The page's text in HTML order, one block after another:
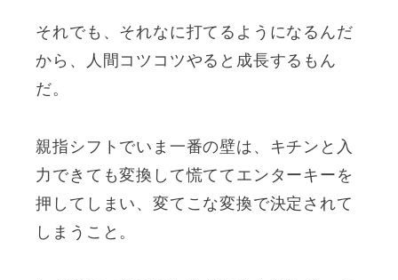
それでも、それなに打てるようになるんだ
から、人間コツコツやると成長するもん
だ。
親指シフトでいま一番の壁は、キチンと入
力できても変換して慌ててエンターキーを
押してしまい、変てこな変換で決定されて
しまうこと。